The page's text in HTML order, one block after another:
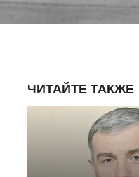
ЧИТАЙТЕ ТАКЖЕ